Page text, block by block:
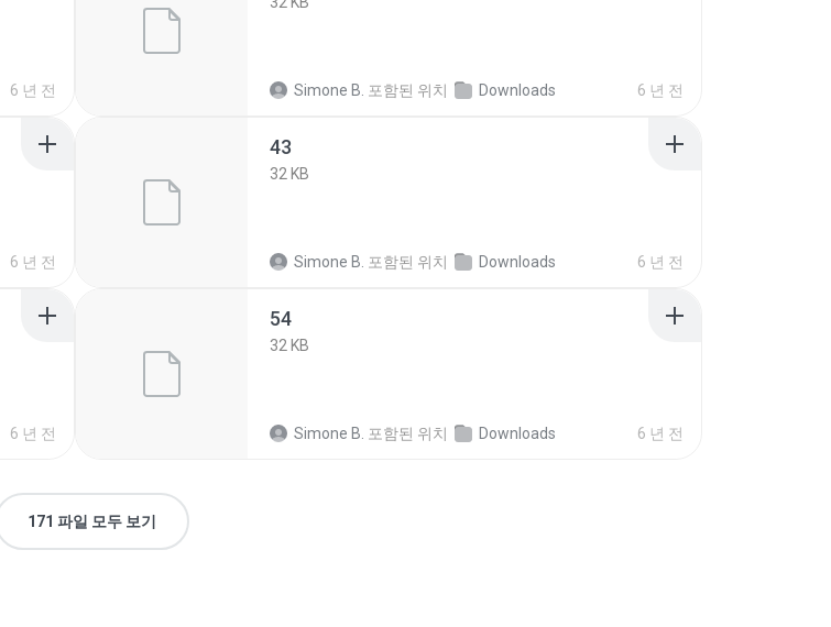
6 년 전 Simone B. 포함된 위치 Downloads 6 년 전
6 년 전
43
32 KB
Simone B. 포함된 위치 Downloads 6 년 전
6 년 전
54
32 KB
Simone B. 포함된 위치 Downloads 6 년 전
171 파일 모두 보기